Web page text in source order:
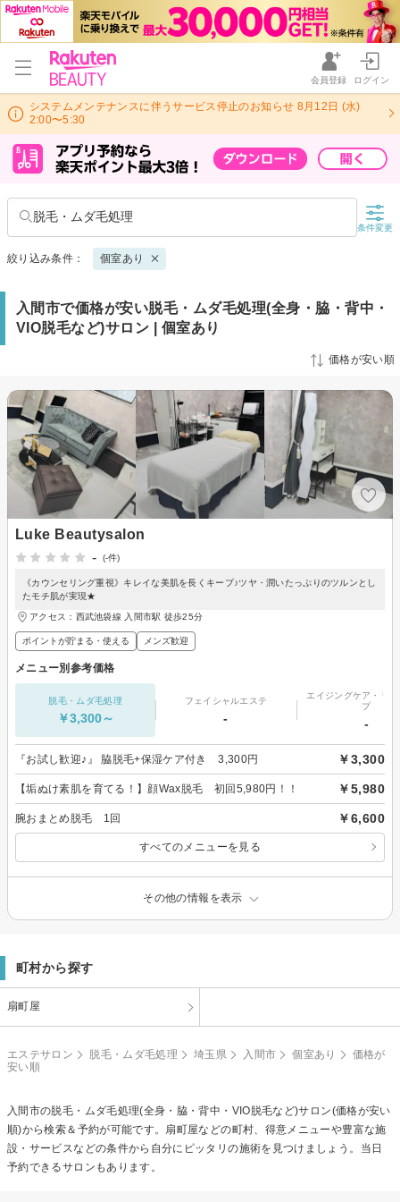
会員登録 ログイン
システムメンテナンスに伴うサービス停止のお知らせ 8月12日 (水)
2:00〜5:30
脱毛・ムダ毛処理
条件変更
絞り込み条件： 個室あり
入間市で価格が安い脱毛・ムダ毛処理(全身・脇・背中・
VIO脱毛など)サロン | 個室あり
価格が安い順
Luke Beautysalon
-
(-件)
《カウンセリング重視》キレイな美肌を長くキープ♪ツヤ・潤いたっぷりのツルンとし
たモチ肌が実現★
アクセス：西武池袋線 入間市駅 徒歩25分
ポイントが貯まる・使える メンズ歓迎
メニュー別参考価格
脱毛・ムダ毛処理
￥3,300～
フェイシャルエステ
-
エイジングケア・リ
プ
-
『お試し歓迎♪』 脇脱毛+保湿ケア付き 3,300円 ￥3,300
【垢ぬけ素肌を育てる！】顔Wax脱毛 初回5,980円！！ ￥5,980
腕おまとめ脱毛 1回 ￥6,600
すべてのメニューを見る
その他の情報を表示
町村から探す
扇町屋
エステサロン 脱毛・ムダ毛処理 埼玉県 入間市 個室あり
価格が
安い順
入間市の脱毛・ムダ毛処理(全身・脇・背中・VIO脱毛など)サロン(価格が安い
順)から検索＆予約が可能です。扇町屋などの町村、得意メニューや豊富な施
設・サービスなどの条件から自分にピッタリの施術を見つけましょう。当日
予約できるサロンもあります。